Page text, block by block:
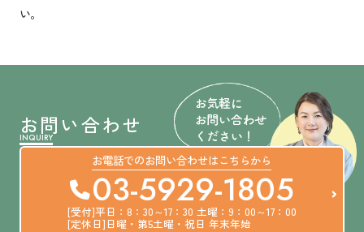
い。
お問い合わせ
INQUIRY
お電話でのお問い合わせはこちらから
03-5929-1805
[受付]平日：8：30～17：30 土曜：9：00～17：00
[定休日]日曜・第5土曜・祝日 年末年始